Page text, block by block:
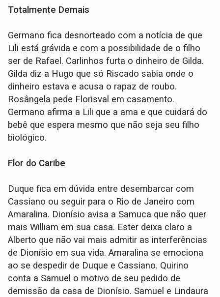
Totalmente Demais
Germano fica desnorteado com a notícia de que
Lili está grávida e com a possibilidade de o filho
ser de Rafael. Carlinhos furta o dinheiro de Gilda.
Gilda diz a Hugo que só Riscado sabia onde o
dinheiro estava e acusa o rapaz de roubo.
Rosângela pede Florisval em casamento.
Germano afirma a Lili que a ama e que cuidará do
bebê que espera mesmo que não seja seu filho
biológico.
Flor do Caribe
Duque fica em dúvida entre desembarcar com
Cassiano ou seguir para o Rio de Janeiro com
Amaralina. Dionísio avisa a Samuca que não quer
mais William em sua casa. Ester deixa claro a
Alberto que não vai mais admitir as interferências
de Dionísio em sua vida. Amaralina se emociona
ao se despedir de Duque e Cassiano. Quirino
conta a Samuel o motivo de seu pedido de
demissão da casa de Dionísio. Samuel e Lindaura